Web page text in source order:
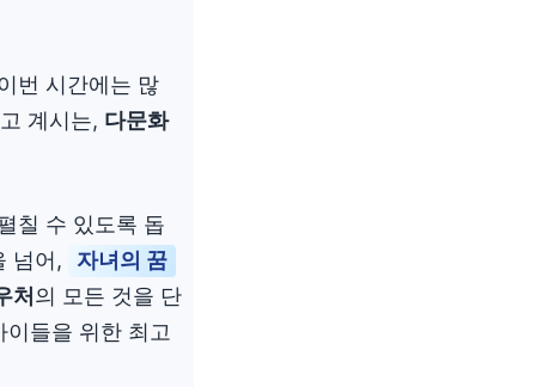
번 시간에는 많
계시는, 다문화
칠 수 있도록 돕
넘어,
자녀의 꿈
처 의 모든 것을 단
들을 위한 최고